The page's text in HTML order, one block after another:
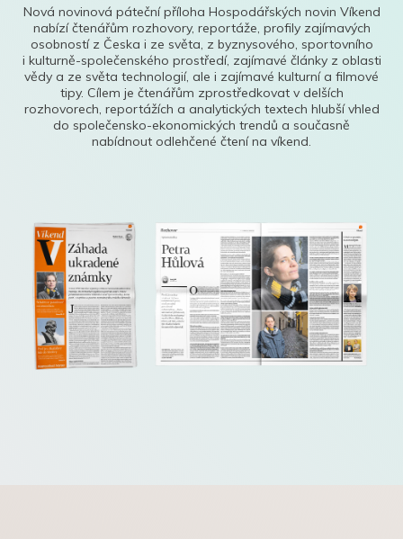
Nová novinová páteční příloha Hospodářských novin Víkend
nabízí čtenářům rozhovory, reportáže, profily zajímavých
osobností z Česka i ze světa, z byznysového, sportovního
i kulturně-společenského prostředí, zajímavé články z oblasti
vědy a ze světa technologií, ale i zajímavé kulturní a filmové
tipy. Cílem je čtenářům zprostředkovat v delších
rozhovorech, reportážích a analytických textech hlubší vhled
do společensko-ekonomických trendů a současně
nabídnout odlehčené čtení na víkend.